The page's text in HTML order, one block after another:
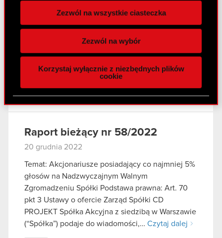
Wykorzystujemy pliki cookie do
funkcje społecznościowe i analizować ruch w
naszej witrynie. Informacje o tym, jak korzystasz
z naszej witryny, udostępniamy partnerom
Partnerzy mogą połączyć te informacje z innymi
danymi otrzymanymi od Ciebie lub uzyskanymi
korzystanie z naszej witryny, zgadasz się na
Zezwól na wszystkie ciasteczka
Zezwól na wybór
Korzystaj wyłącznie z niezbędnych plików
cookie
Rady Nadzorczej Spółki, powierzenie mu funkcji
Przewodniczącego oraz zmiany w składzie
Komitetu Audytu Podstawa prawna: Art. 56 ust. 1
pkt 2 Ustawy o ofercie – informacje bieżące i
PDF ESPI - RB 59/2022
Raport bieżący nr 58/2022
20 grudnia 2022
Temat: Akcjonariusze posiadający co najmniej 5%
głosów na Nadzwyczajnym Walnym
Zgromadzeniu Spółki Podstawa prawna: Art. 70
pkt 3 Ustawy o ofercie Zarząd Spółki CD
PROJEKT Spółka Akcyjna z siedzibą w Warszawie
(“Spółka”) podaje do wiadomości,… Czytaj dalej